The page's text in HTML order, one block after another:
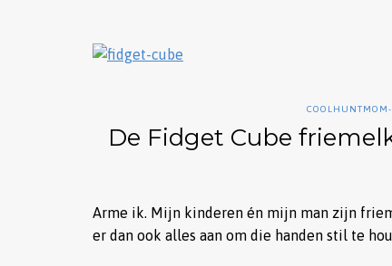
COOLHUNTMOM-
De Fidget Cube
Arme ik. Mijn kinderen én mijn man zijn
er dan ook alles aan om die handen stil te